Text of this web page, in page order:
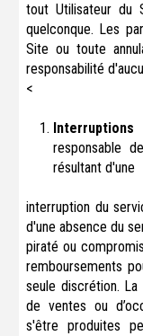
tout Utilisateur du
quelconque. Les
Site ou toute
responsabilité
<
responsable
résultant d'une
interruption du
d'une absence du
piraté ou
remboursements
seule discrétion.
de ventes ou
s'être produites